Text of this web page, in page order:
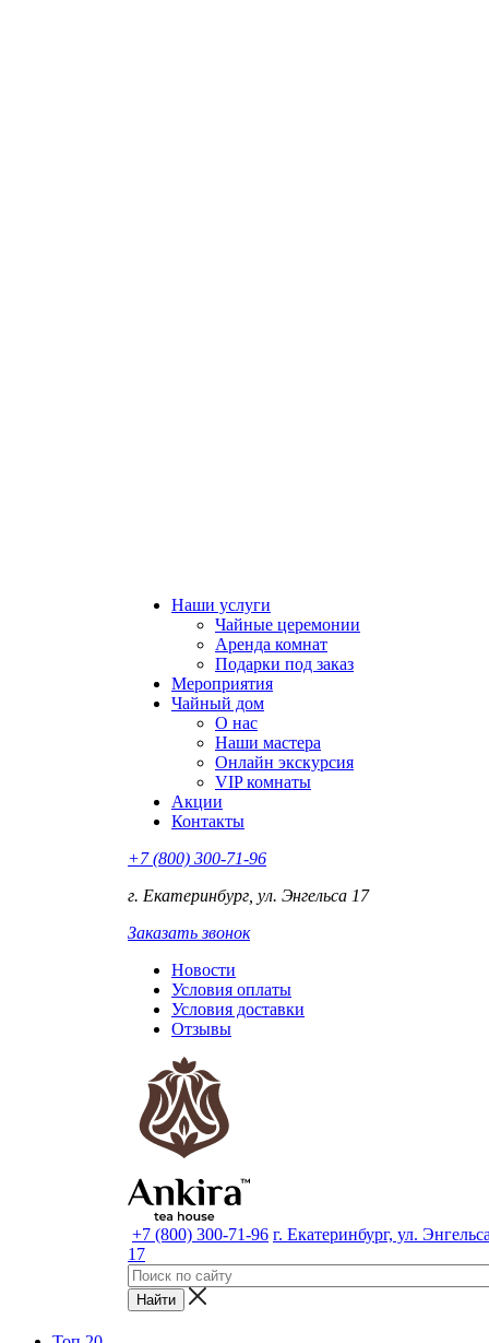
Наши услуги
Чайные церемонии
Аренда комнат
Подарки под заказ
Мероприятия
Чайный дом
О нас
Наши мастера
Онлайн экскурсия
VIP комнаты
Акции
Контакты
+7 (800) 300-71-96
г. Екатеринбург, ул. Энгельса 17
Заказать звонок
Новости
Условия оплаты
Условия доставки
Отзывы
+7 (800) 300-71-96 г. Екатеринбург, ул.
17